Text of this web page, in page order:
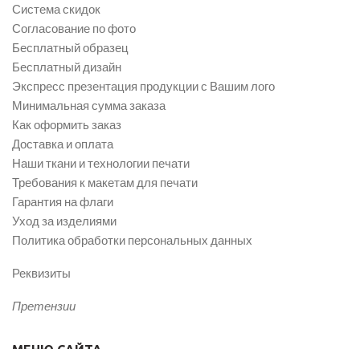
Система скидок
Согласование по фото
Бесплатный образец
Бесплатный дизайн
Экспресс презентация продукции с Вашим лого
Минимальная сумма заказа
Как оформить заказ
Доставка и оплата
Наши ткани и технологии печати
Требования к макетам для печати
Гарантия на флаги
Уход за изделиями
Политика обработки персональных данных
Реквизиты
Претензии